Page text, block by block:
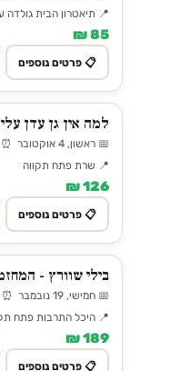
📍 תיאטרון הבית גולדה
85 ₪
📋 פרטים נוספים
למה אין גן עדן
📅 ראשון, 4 אוקטובר ⏰ 19:30
📍 שרת פתח תקווה
126 ₪
📋 פרטים נוספים
בילי שוורץ -
📅 חמישי, 19 נובמבר ⏰ 20:30
📍 היכל התרבות פתח
189 ₪
📋 פרטים נוספים